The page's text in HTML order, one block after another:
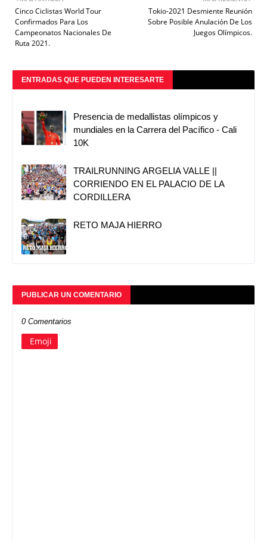
Tokio-2021 Desmiente Reunión
Sobre Posible Anulación De Los
Juegos Olímpicos.
Cinco Ciclistas World Tour
Confirmados Para Los
Campeonatos Nacionales De
Ruta 2021.
ENTRADAS QUE PUEDEN INTERESARTE
Presencia de medallistas olímpicos y
mundiales en la Carrera del Pacífico - Cali
10K
TRAILRUNNING ARGELIA VALLE ||
CORRIENDO EN EL PALACIO DE LA
CORDILLERA
RETO MAJA HIERRO
PUBLICAR UN COMENTARIO
0 Comentarios
Emoji